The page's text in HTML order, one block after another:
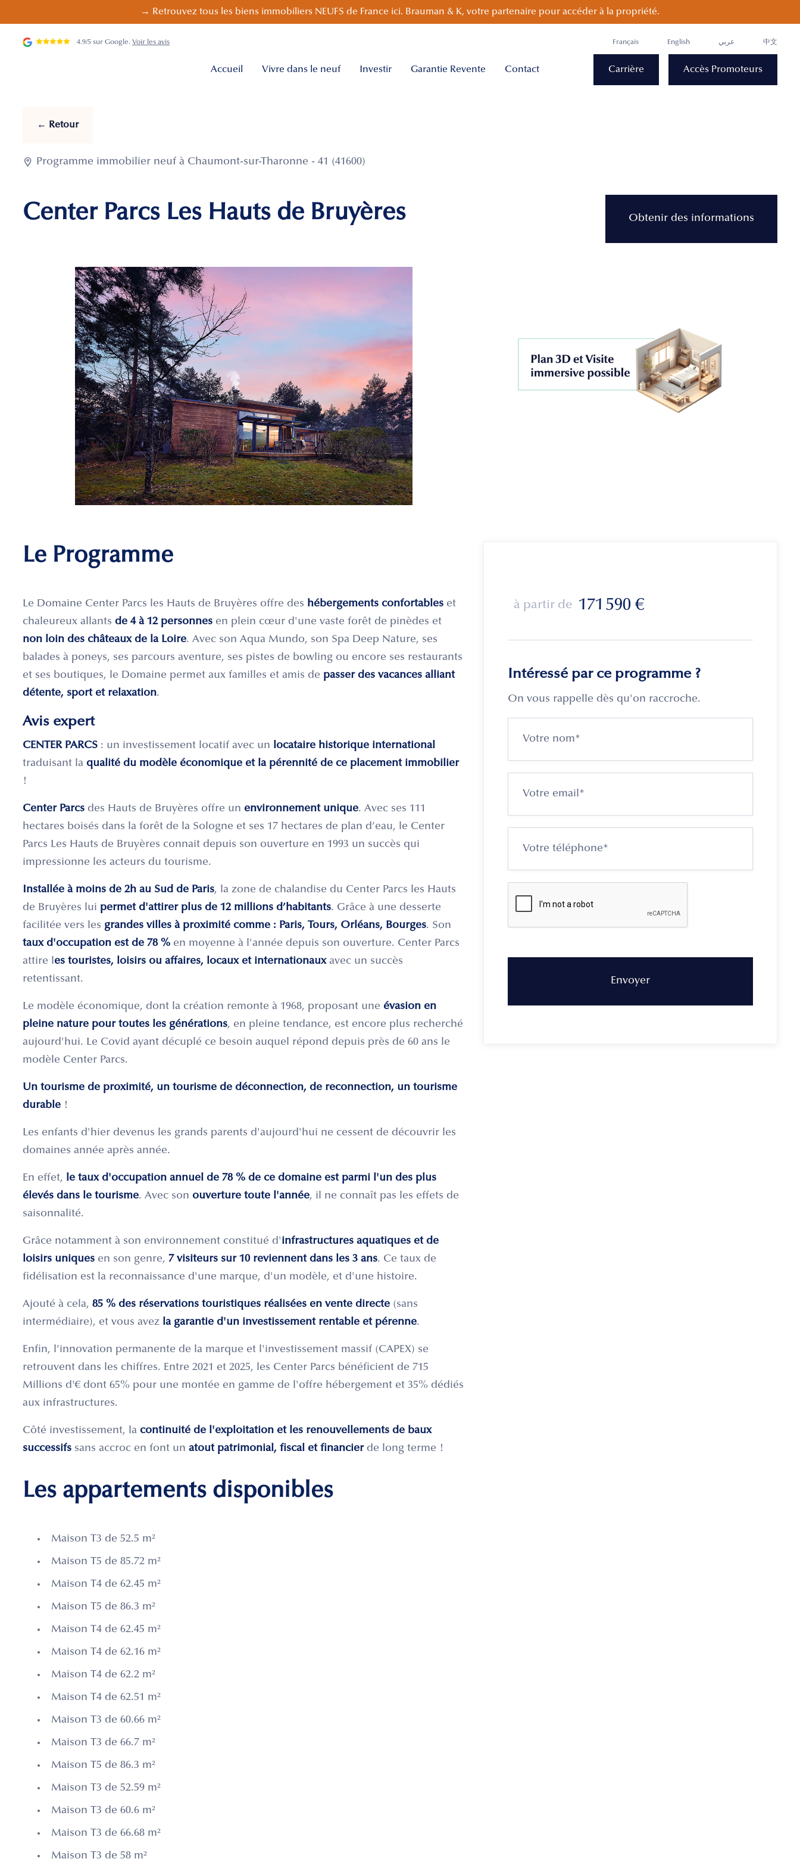
→ Retrouvez tous les biens immobiliers NEUFS de France ici. Brauman & K, votre partenaire pour accéder à la propriété.
4.9/5 sur Google. Voir les avis Français English عربي 中文
Accueil Vivre dans le neuf Investir Garantie Revente Contact Carrière Accès Promoteurs
← Retour
 Programme immobilier neuf à Chaumont-sur-Tharonne - 41 (41600)
Center Parcs Les Hauts de Bruyères Obtenir des informations
Le Programme
Le Domaine Center Parcs les Hauts de Bruyères offre des hébergements confortables et
chaleureux allants de 4 à 12 personnes en plein cœur d'une vaste forêt de pinèdes et
non loin des châteaux de la Loire. Avec son Aqua Mundo, son Spa Deep Nature, ses
balades à poneys, ses parcours aventure, ses pistes de bowling ou encore ses restaurants
et ses boutiques, le Domaine permet aux familles et amis de passer des vacances alliant
détente, sport et relaxation.
Avis expert
CENTER PARCS : un investissement locatif avec un locataire historique international
traduisant la qualité du modèle économique et la pérennité de ce placement immobilier
!
Center Parcs des Hauts de Bruyères offre un environnement unique. Avec ses 111
hectares boisés dans la forêt de la Sologne et ses 17 hectares de plan d’eau, le Center
Parcs Les Hauts de Bruyères connait depuis son ouverture en 1993 un succès qui
impressionne les acteurs du tourisme.
Installée à moins de 2h au Sud de Paris, la zone de chalandise du Center Parcs les Hauts
de Bruyères lui permet d'attirer plus de 12 millions d’habitants. Grâce à une desserte
facilitée vers les grandes villes à proximité comme : Paris, Tours, Orléans, Bourges. Son
taux d'occupation est de 78 % en moyenne à l'année depuis son ouverture. Center Parcs
attire les touristes, loisirs ou affaires, locaux et internationauxavec un succès
retentissant.
Le modèle économique, dont la création remonte à 1968, proposant une évasion en
pleine nature pour toutes les générations, en pleine tendance, est encore plus recherché
aujourd'hui. Le Covid ayant décuplé ce besoin auquel répond depuis près de 60 ans le
modèle Center Parcs.
Un tourisme de proximité, un tourisme de déconnection, de reconnection, un tourisme
durable !
Les enfants d'hier devenus les grands parents d'aujourd'hui ne cessent de découvrir les
domaines année après année.
En effet, le taux d'occupation annuel de 78 % de ce domaine est parmi l'un des plus
élevés dans le tourisme. Avec son ouverture toute l'année, il ne connaît pas les effets de
saisonnalité.
Grâce notamment à son environnement constitué d'infrastructures aquatiques et de
loisirs uniques en son genre, 7 visiteurs sur 10 reviennent dans les 3 ans. Ce taux de
fidélisation est la reconnaissance d'une marque, d'un modèle, et d'une histoire.
Ajouté à cela, 85 % des réservations touristiques réalisées en vente directe (sans
intermédiaire), et vous avez la garantie d'un investissement rentable et pérenne.
Enfin, l'innovation permanente de la marque et l'investissement massif (CAPEX) se
retrouvent dans les chiffres. Entre 2021 et 2025, les Center Parcs bénéficient de 715
Millions d'€ dont 65% pour une montée en gamme de l'offre hébergement et 35% dédiés
aux infrastructures.
Côté investissement, la continuité de l'exploitation et les renouvellements de baux
successifs sans accroc en font un atout patrimonial, fiscal et financierde long terme !
Les appartements disponibles
Maison T3 de 52.5 m²
Maison T5 de 85.72 m²
Maison T4 de 62.45 m²
Maison T5 de 86.3 m²
Maison T4 de 62.45 m²
Maison T4 de 62.16 m²
Maison T4 de 62.2 m²
Maison T4 de 62.51 m²
Maison T3 de 60.66 m²
Maison T3 de 66.7 m²
Maison T5 de 86.3 m²
Maison T3 de 52.59 m²
Maison T3 de 60.6 m²
Maison T3 de 66.68 m²
Maison T3 de 58 m²
à partir de 171 590 €
Intéressé par ce programme ?
On vous rappelle dès qu'on raccroche.